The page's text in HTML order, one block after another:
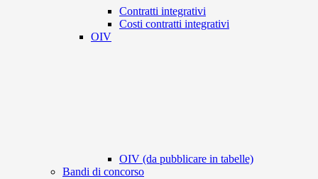
Contratti integrativi
Costi contratti integrativi
OIV
OIV (da pubblicare in tabelle)
Bandi di concorso